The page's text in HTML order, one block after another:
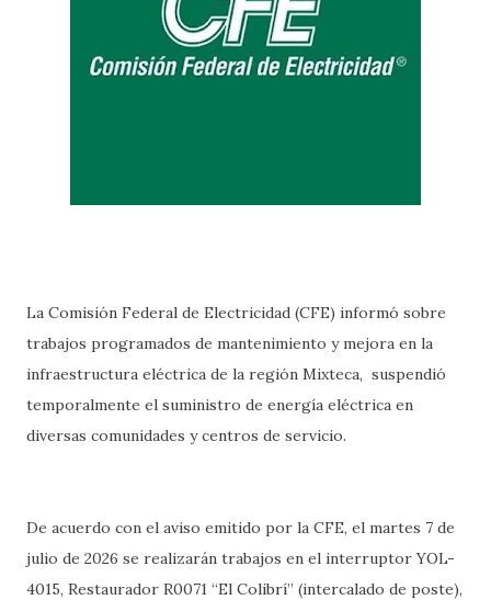
La Comisión Federal de Electricidad (CFE) informó sobre
trabajos programados de mantenimiento y mejora en la
infraestructura eléctrica de la región Mixteca, suspendió
temporalmente el suministro de energía eléctrica en
diversas comunidades y centros de servicio.
De acuerdo con el aviso emitido por la CFE, el martes 7 de
julio de 2026 se realizarán trabajos en el interruptor YOL-
4015, Restaurador R0071 “El Colibrí” (intercalado de poste),